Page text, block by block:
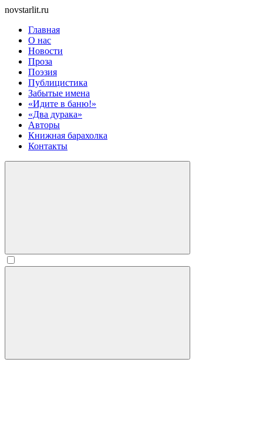
novstarlit.ru
Главная
О нас
Новости
Проза
Поэзия
Публицистика
Забытые имена
«Идите в баню!»
«Два дурака»
Авторы
Книжная барахолка
Контакты